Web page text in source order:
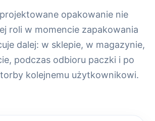
opakowanie nie
roli w momencie zapakowania
dalej: w sklepie, w magazynie,
podczas odbioru paczki i po
kolejnemu użytkownikowi.